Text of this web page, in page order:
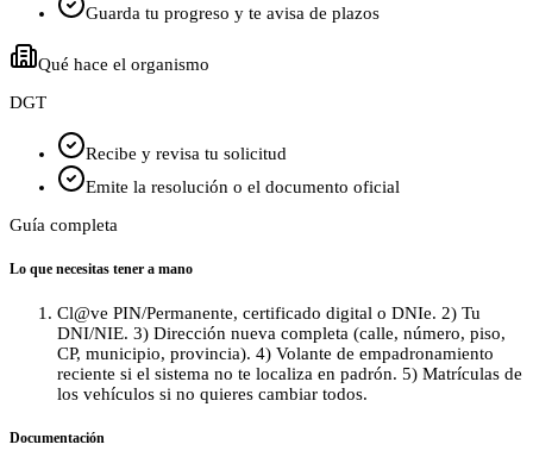
Guarda tu progreso y te avisa de plazos
Qué hace el organismo
DGT
Recibe y revisa tu solicitud
Emite la resolución o el documento oficial
Guía completa
Lo que necesitas tener a mano
Cl@ve PIN/Permanente, certificado digital o DNIe. 2) Tu
DNI/NIE. 3) Dirección nueva completa (calle, número, piso,
CP, municipio, provincia). 4) Volante de empadronamiento
reciente si el sistema no te localiza en padrón. 5) Matrículas de
los vehículos si no quieres cambiar todos.
Documentación